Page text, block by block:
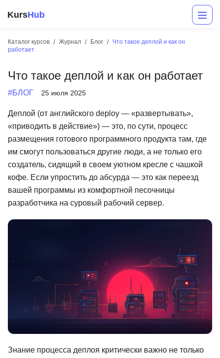
KursHub
Каталог курсов Журнал Блог
Что такое деплой и как он
работает
Что такое деплой и как он работает
#БЛОГ 25 июля 2025
Деплой (от английского deploy — «развертывать»,
«приводить в действие») — это, по сути, процесс
размещения готового программного продукта там, где
им смогут пользоваться другие люди, а не только его
создатель, сидящий в своем уютном кресле с чашкой
кофе. Если упростить до абсурда — это как переезд
вашей программы из комфортной песочницы
разработчика на суровый рабочий сервер.
Знание процесса деплоя критически важно не только
Разработка
Маркетинг
Дизайн
Аналитика
Акции и промокоды
Рейтинг онлайн-школ